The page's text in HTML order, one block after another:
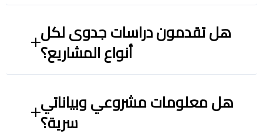
هل تقدمون دراسات جدوى لكل
أنواع المشاريع؟
هل معلومات مشروعي وبياناتي
سرية؟